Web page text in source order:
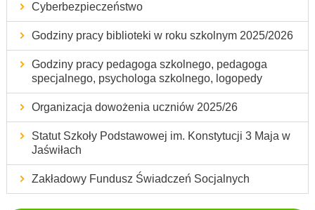
Cyberbezpieczeństwo
Godziny pracy biblioteki w roku szkolnym 2025/2026
Godziny pracy pedagoga szkolnego, pedagoga
specjalnego, psychologa szkolnego, logopedy
Organizacja dowożenia uczniów 2025/26
Statut Szkoły Podstawowej im. Konstytucji 3 Maja w
Jaświłach
Zakładowy Fundusz Świadczeń Socjalnych